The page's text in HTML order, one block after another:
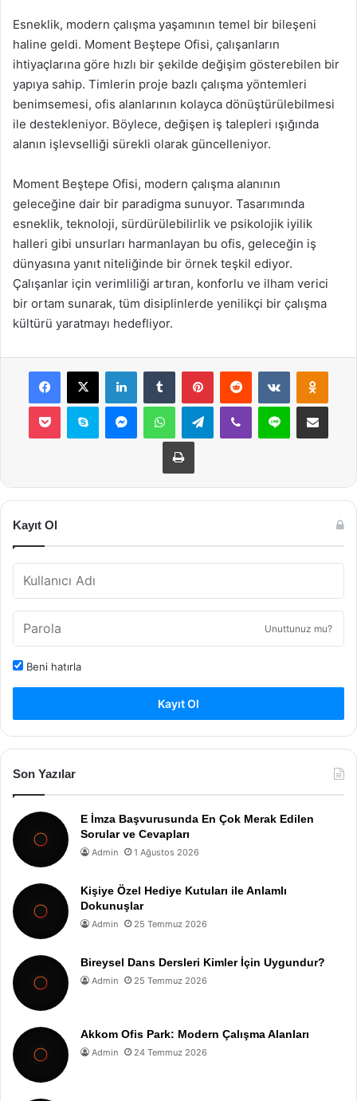
Esneklik, modern çalışma yaşamının temel bir bileşeni
haline geldi. Moment Beştepe Ofisi, çalışanların
ihtiyaçlarına göre hızlı bir şekilde değişim gösterebilen bir
yapıya sahip. Timlerin proje bazlı çalışma yöntemleri
benimsemesi, ofis alanlarının kolayca dönüştürülebilmesi
ile destekleniyor. Böylece, değişen iş talepleri ışığında
alanın işlevselliği sürekli olarak güncelleniyor.
Moment Beştepe Ofisi, modern çalışma alanının
geleceğine dair bir paradigma sunuyor. Tasarımında
esneklik, teknoloji, sürdürülebilirlik ve psikolojik iyilik
halleri gibi unsurları harmanlayan bu ofis, geleceğin iş
dünyasına yanıt niteliğinde bir örnek teşkil ediyor.
Çalışanlar için verimliliği artıran, konforlu ve ilham verici
bir ortam sunarak, tüm disiplinlerde yenilikçi bir çalışma
kültürü yaratmayı hedefliyor.
Facebook
X LinkedInTumblr PinterestReddit VKontakte
Pocket Skype MessengerWhatsAppTelegramViber Line E-Posta ile
Yazdır
Kayıt Ol
Unuttunuz mu?
Beni hatırla
Kayıt Ol
Son Yazılar
E İmza Başvurusunda En Çok Merak Edilen
Sorular ve Cevapları
Admin 1 Ağustos 2026
Kişiye Özel Hediye Kutuları ile Anlamlı
Dokunuşlar
Admin 25 Temmuz 2026
Bireysel Dans Dersleri Kimler İçin Uygundur?
Admin 25 Temmuz 2026
Akkom Ofis Park: Modern Çalışma Alanları
Admin 24 Temmuz 2026